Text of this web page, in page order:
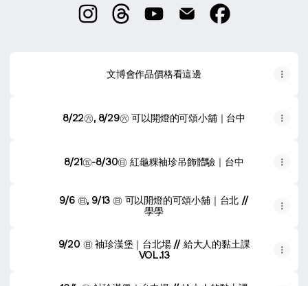
文博會作品價格看這邊
8/22㊅, 8/29㊅ 可以開燈的可頌小舖｜台中
8/21㊄-8/30㊐ 紅龜粿袖珍吊飾體驗｜台中
9/6 ㊐, 9/13 ㊐ 可以開燈的可頌小舖｜台北 //
學學
9/20 ㊐ 袖珍漢堡｜台北場 // 給大人的黏土課
VOL.13